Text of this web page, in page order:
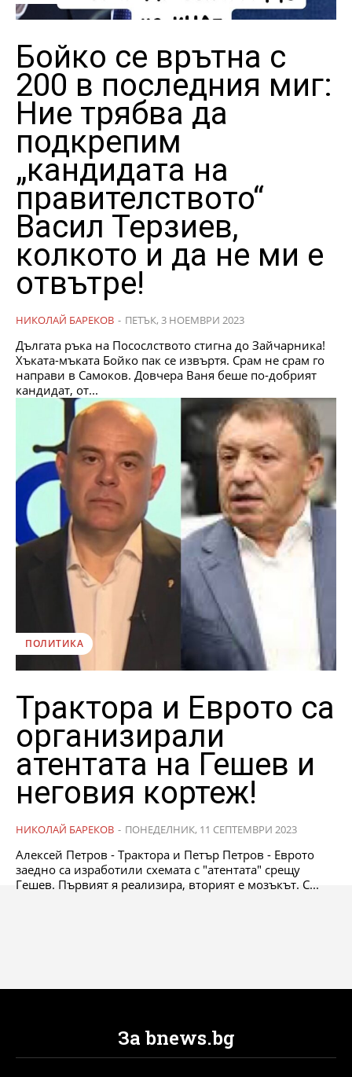
Бойко се врътна с
200 в последния миг:
Ние трябва да
подкрепим
„кандидата на
правителството“
Васил Терзиев,
колкото и да не ми е
отвътре!
НИКОЛАЙ БАРЕКОВ - ПЕТЪК, 3 НОЕМВРИ 2023
Дългата ръка на Посослството стигна до Зайчарника!
Хъката-мъката Бойко пак се извъртя. Срам не срам го
направи в Самоков. Довчера Ваня беше по-добрият
кандидат, от...
ПОЛИТИКА
Трактора и Еврото са
организирали
атентата на Гешев и
неговия кортеж!
НИКОЛАЙ БАРЕКОВ - ПОНЕДЕЛНИК, 11 СЕПТЕМВРИ 2023
Алексей Петров - Трактора и Петър Петров - Еврото
заедно са изработили схемата с "атентата" срещу
Гешев. Първият я реализира, вторият е мозъкът. С...
За bnews.bg